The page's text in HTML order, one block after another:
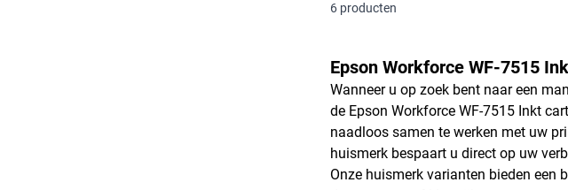
6 producten
Epson Workforce WF-7515
Wanneer u op zoek bent naar een
de Epson Workforce WF-7515 Inkt
naadloos samen te werken met uw
huismerk bespaart u direct op uw
Onze huismerk varianten bieden een